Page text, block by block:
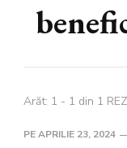
Arăt: 1 - 1 din 1
PEAPRILIE 23, 2024